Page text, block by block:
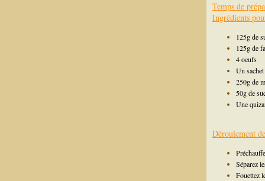
Temps de
Ingrédients
125g de
125g de
4 oeufs
Un
250g de
50g de
Une
Déroulement
Séparez
Fouettez